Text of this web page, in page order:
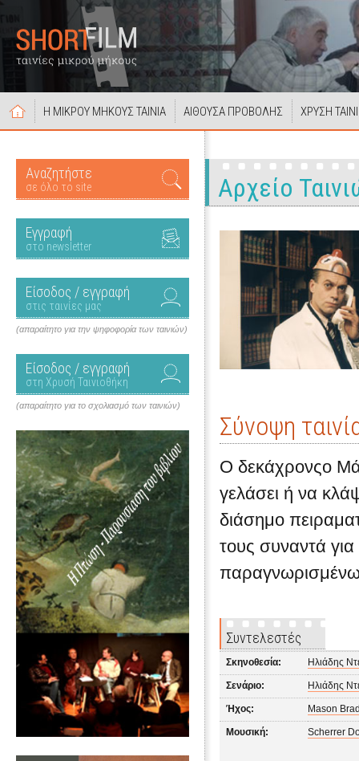
Η ΜΙΚΡΟΥ ΜΗΚΟΥΣ ΤΑΙΝΙΑ ΑΙΘΟΥΣΑ ΠΡΟΒΟΛΗΣ ΧΡΥΣΗ
Αναζητήστε
σε όλο το site
Εγγραφή
στο newsletter
Είσοδος / εγγραφή
στις ταινίες μας
(απαραίτητο για την ψηφοφορία των ταινιών)
Είσοδος / εγγραφή
στη Χρυσή Ταινιοθήκη
(απαραίτητο για το σχολιασμό των ταινιών)
Αρχείο
Σύνοψη
Ο δεκάχρονςο
γελάσει ή να
διάσημο
τους συναντά
Συντελεστές
Σκηνοθεσία: Ηλιάδης
Σενάριο: Ηλιάδης
Ήχος: Mason
Μουσική: Scherrer